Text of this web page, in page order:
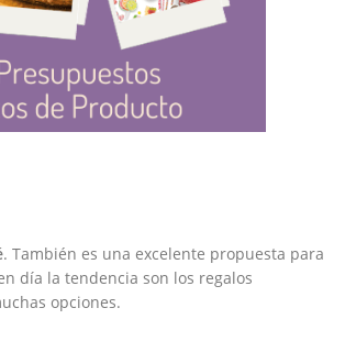
. También es una excelente propuesta para
día la tendencia son los regalos
opciones.